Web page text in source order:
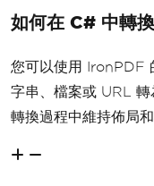
如何在 C# 中轉
您可以使用 IronPDF
字串、檔案或 URL
轉換過程中維持佈局和